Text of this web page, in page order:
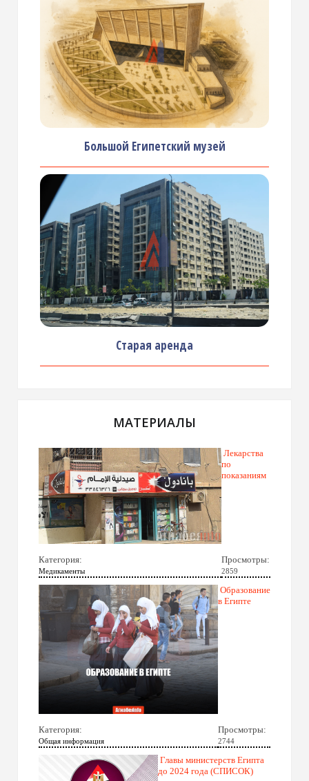
Большой Египетский музей
Старая аренда
МАТЕРИАЛЫ
Лекарства
по
показаниям
Категория:
Медикаменты
Просмотры:
2859
Образование
в Египте
Категория:
Общая информация
Просмотры:
2744
Главы министерств Египта
до 2024 года (СПИСОК)